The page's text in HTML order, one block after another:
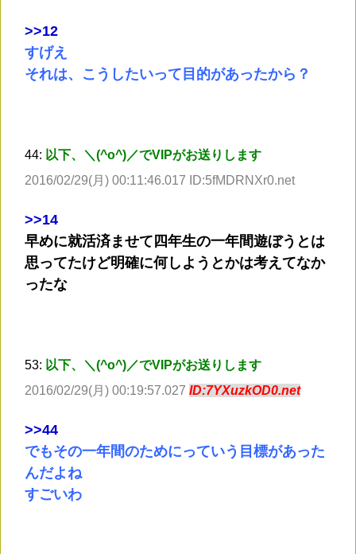
>>12
すげえ
それは、こうしたいって目的があったから？
44: 以下、＼(^o^)／でVIPがお送りします
2016/02/29(月) 00:11:46.017 ID:5fMDRNXr0.net
>>14
早めに就活済ませて四年生の一年間遊ぼうとは
思ってたけど明確に何しようとかは考えてなか
ったな
53: 以下、＼(^o^)／でVIPがお送りします
2016/02/29(月) 00:19:57.027 ID:7YXuzkOD0.net
>>44
でもその一年間のためにっていう目標があった
んだよね
すごいわ